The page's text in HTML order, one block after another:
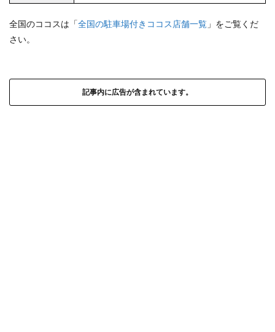
全国のココスは「全国の駐車場付きココス店舗一覧 」をご覧くだ
さい。
記事内に広告が含まれています。